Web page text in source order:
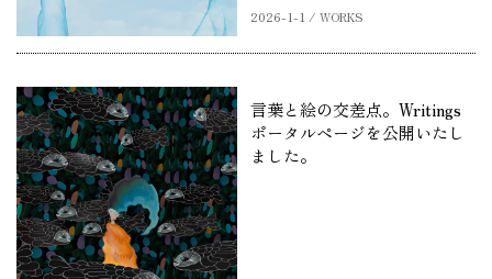
2026-1-1 / WORKS
言葉と絵の交差点。Writings
ポータルページを公開いたし
ました。